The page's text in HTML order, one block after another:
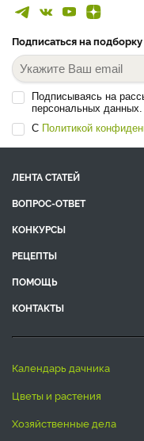
Подписаться на подборку
Подписываясь на
персональных данных.
С Политикой
ЛЕНТА СТАТЕЙ
ВОПРОС-ОТВЕТ
КОНКУРСЫ
РЕЦЕПТЫ
ПОМОЩЬ
КОНТАКТЫ
календарь дачника
цветы и растения
хозяйственные дела